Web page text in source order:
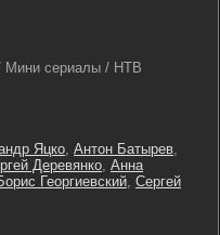
Мини сериалы / НТВ
Яцко, Антон Батырев,
Деревянко, Анна
Георгиевский, Сергей